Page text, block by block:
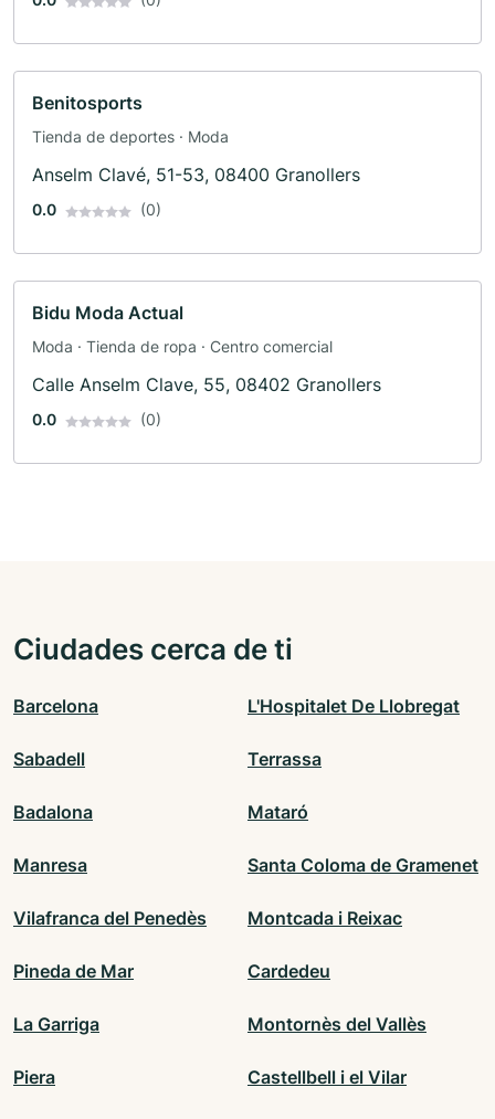
Benitosports
Tienda de deportes · Moda
Anselm Clavé, 51-53, 08400 Granollers
0.0 (0)
Bidu Moda Actual
Moda · Tienda de ropa · Centro comercial
Calle Anselm Clave, 55, 08402 Granollers
0.0 (0)
Ciudades cerca de ti
Barcelona L'Hospitalet De Llobregat
Sabadell Terrassa
Badalona Mataró
Manresa Santa Coloma de Gramenet
Vilafranca del Penedès Montcada i Reixac
Pineda de Mar Cardedeu
La Garriga Montornès del Vallès
Piera Castellbell i el Vilar